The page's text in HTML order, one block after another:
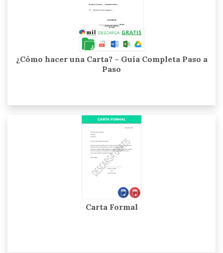
¿Cómo hacer una Carta? – Guía Completa Paso a
Paso
Carta Formal